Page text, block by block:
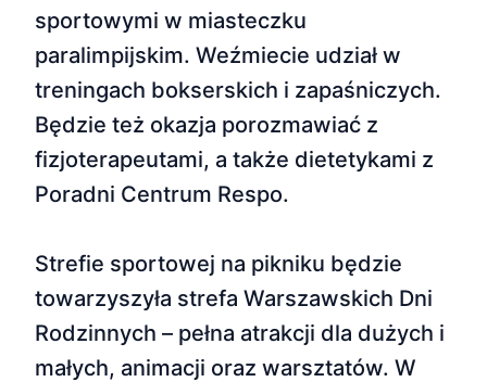
sportowymi w miasteczku
paralimpijskim. Weźmiecie udział w
treningach bokserskich i zapaśniczych.
Będzie też okazja porozmawiać z
fizjoterapeutami, a także dietetykami z
Poradni Centrum Respo.
Strefie sportowej na pikniku będzie
towarzyszyła strefa Warszawskich Dni
Rodzinnych – pełna atrakcji dla dużych i
małych, animacji oraz warsztatów. W